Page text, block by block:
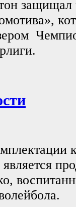
защищал